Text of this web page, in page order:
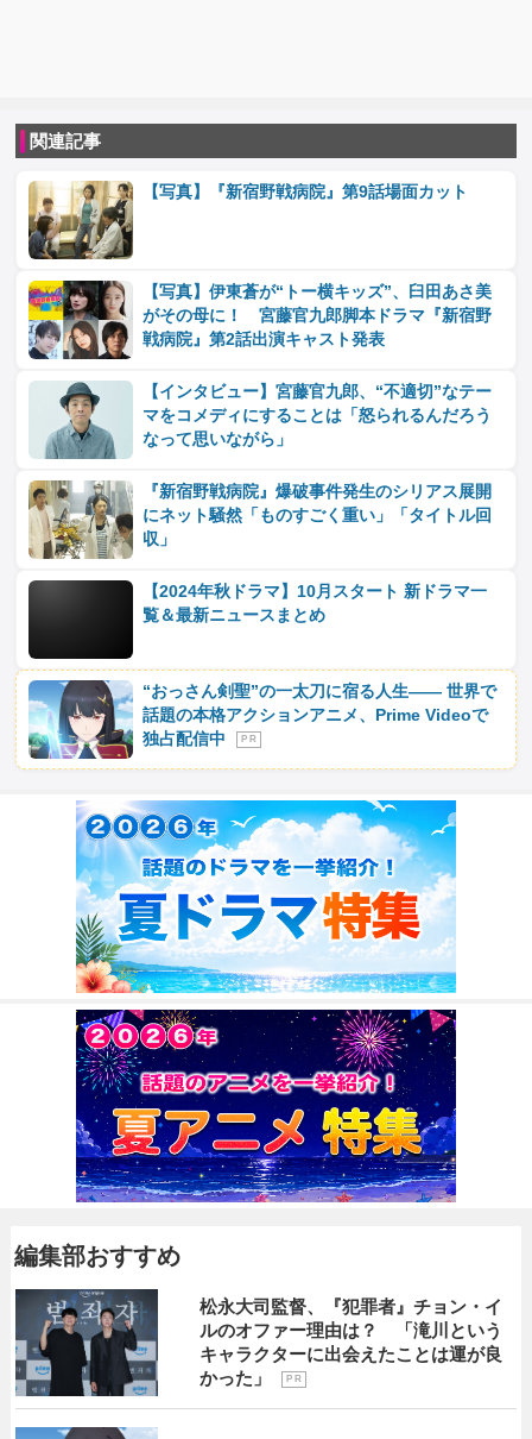
関連記事
【写真】『新宿野戦病院』第9話場面カット
【写真】伊東蒼が“トー横キッズ”、臼田あさ美
がその母に！ 宮藤官九郎脚本ドラマ『新宿野
戦病院』第2話出演キャスト発表
【インタビュー】宮藤官九郎、“不適切”なテー
マをコメディにすることは「怒られるんだろう
なって思いながら」
『新宿野戦病院』爆破事件発生のシリアス展開
にネット騒然「ものすごく重い」「タイトル回
収」
【2024年秋ドラマ】10月スタート 新ドラマ一
覧＆最新ニュースまとめ
“おっさん剣聖”の一太刀に宿る人生―― 世界で
話題の本格アクションアニメ、Prime Videoで
独占配信中
P R
編集部おすすめ
松永大司監督、『犯罪者』チョン・イ
ルのオファー理由は？ 「滝川という
キャラクターに出会えたことは運が良
かった」
P R